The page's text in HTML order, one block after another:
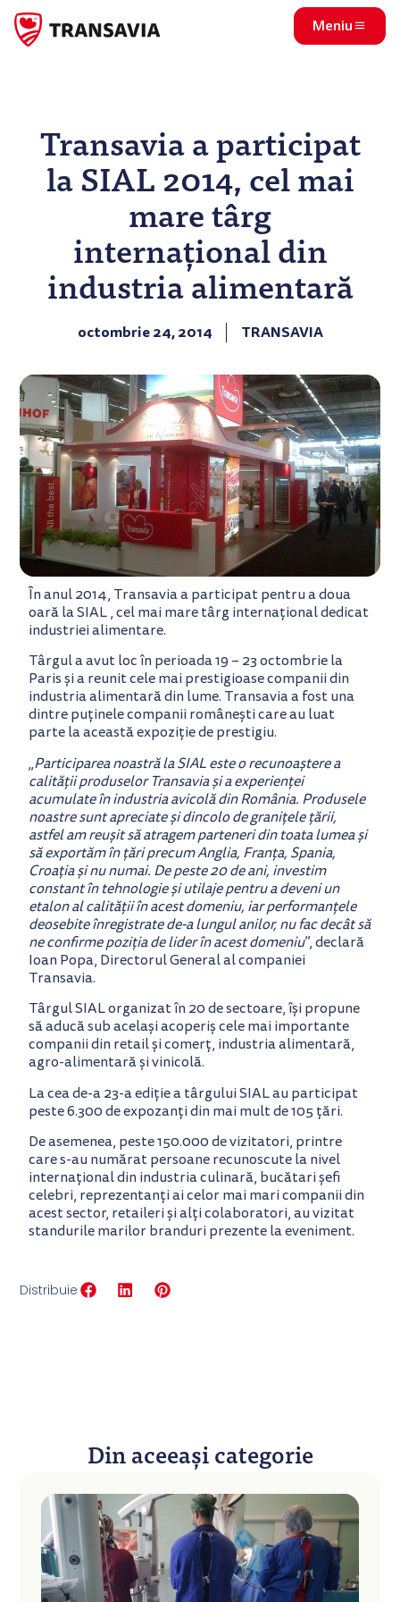
Meniu
Transavia a participat
la SIAL 2014, cel mai
mare târg
internațional din
industria alimentară
octombrie 24, 2014 TRANSAVIA
În anul 2014, Transavia a participat pentru a doua
oară la SIAL , cel mai mare târg internațional dedicat
industriei alimentare.
Târgul a avut loc în perioada 19 – 23 octombrie la
Paris și a reunit cele mai prestigioase companii din
industria alimentară din lume. Transavia a fost una
dintre puținele companii românești care au luat
parte la această expoziție de prestigiu.
„Participarea noastră la SIAL este o recunoaștere a
calității produselor Transavia și a experienței
acumulate în industria avicolă din România. Produsele
noastre sunt apreciate și dincolo de granițele țării,
astfel am reușit să atragem parteneri din toata lumea și
să exportăm în țări precum Anglia, Franța, Spania,
Croația și nu numai. De peste 20 de ani, investim
constant în tehnologie și utilaje pentru a deveni un
etalon al calității în acest domeniu, iar performanțele
deosebite înregistrate de-a lungul anilor, nu fac decât să
ne confirme poziția de lider în acest domeniu”, declară
Ioan Popa, Directorul General al companiei
Transavia.
Târgul SIAL organizat în 20 de sectoare, își propune
să aducă sub același acoperiș cele mai importante
companii din retail și comerț, industria alimentară,
agro-alimentară și vinicolă.
La cea de-a 23-a ediție a târgului SIAL au participat
peste 6.300 de expozanți din mai mult de 105 țări.
De asemenea, peste 150.000 de vizitatori, printre
care s-au numărat persoane recunoscute la nivel
internațional din industria culinară, bucătari șefi
celebri, reprezentanți ai celor mai mari companii din
acest sector, retaileri și alți colaboratori, au vizitat
standurile marilor branduri prezente la eveniment.
Distribuie
Din aceeași categorie